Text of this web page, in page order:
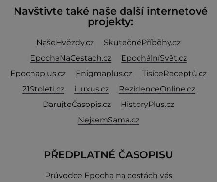
Navštivte také naše další internetové
projekty:
NašeHvězdy.cz
SkutečnéPříběhy.cz
EpochaNaCestach.cz
EpochálníSvět.cz
Epochaplus.cz
Enigmaplus.cz
TisíceReceptů.cz
21Stoleti.cz
iLuxus.cz
RezidenceOnline.cz
DarujteČasopis.cz
HistoryPlus.cz
NejsemSama.cz
PŘEDPLATNÉ ČASOPISU
Prúvodce Epocha na cestách vás